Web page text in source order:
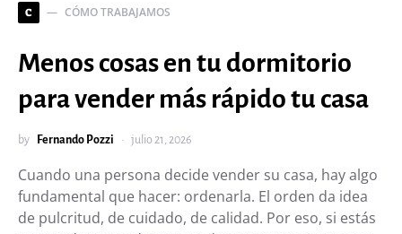
C CÓMO TRABAJAMOS
Menos cosas en tu dormitorio
para vender más rápido tu casa
by Fernando Pozzi julio 21, 2026
Cuando una persona decide vender su casa, hay algo
fundamental que hacer: ordenarla. El orden da idea
de pulcritud, de cuidado, de calidad. Por eso, si estás